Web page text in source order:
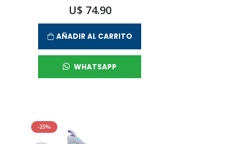
U$ 74.90
AÑADIR AL CARRITO
WHATSAPP
-25%